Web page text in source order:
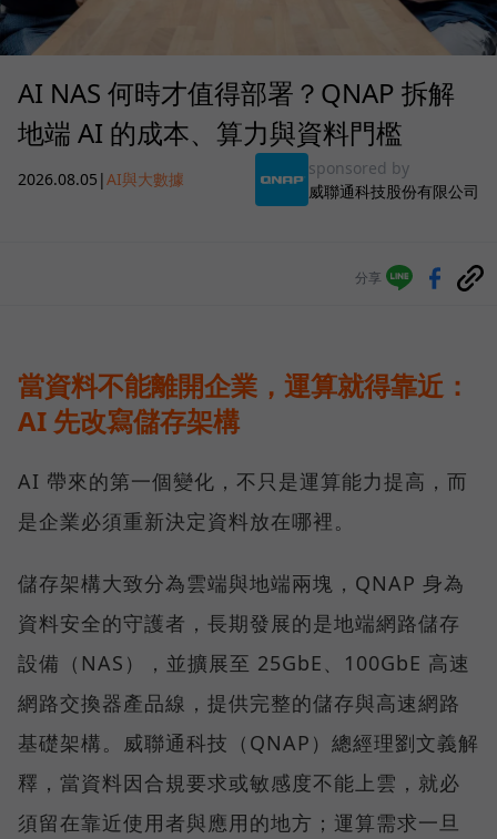
AI NAS 何時才值得部署？QNAP 拆解
地端 AI 的成本、算力與資料門檻
2026.08.05 |AI與大數據
sponsored by
威聯通科技股份有限公司
分享
當資料不能離開企業，運算就得靠近：
AI 先改寫儲存架構
AI 帶來的第一個變化，不只是運算能力提高，而
是企業必須重新決定資料放在哪裡。
儲存架構大致分為雲端與地端兩塊，QNAP 身為
資料安全的守護者，長期發展的是地端網路儲存
設備（NAS），並擴展至 25GbE、100GbE 高速
網路交換器產品線，提供完整的儲存與高速網路
基礎架構。威聯通科技（QNAP）總經理劉文義解
釋，當資料因合規要求或敏感度不能上雲，就必
須留在靠近使用者與應用的地方；運算需求一旦